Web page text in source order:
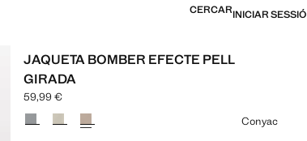
CERCARINICIAR SESSIÓ
JAQUETA BOMBER EFECTE PELL
GIRADA
Preu actual [59,99 € ]
59,99 €
Selecciona un color
Conyac